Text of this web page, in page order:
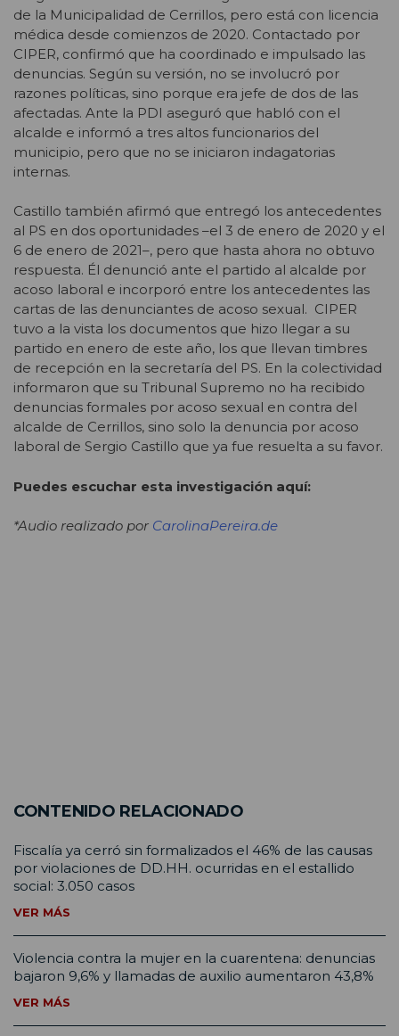
de la Municipalidad de Cerrillos, pero está con licencia
médica desde comienzos de 2020. Contactado por
CIPER, confirmó que ha coordinado e impulsado las
denuncias. Según su versión, no se involucró por
razones políticas, sino porque era jefe de dos de las
afectadas. Ante la PDI aseguró que habló con el
alcalde e informó a tres altos funcionarios del
municipio, pero que no se iniciaron indagatorias
internas.
Castillo también afirmó que entregó los antecedentes
al PS en dos oportunidades –el 3 de enero de 2020 y el
6 de enero de 2021–, pero que hasta ahora no obtuvo
respuesta. Él denunció ante el partido al alcalde por
acoso laboral e incorporó entre los antecedentes las
cartas de las denunciantes de acoso sexual. CIPER
tuvo a la vista los documentos que hizo llegar a su
partido en enero de este año, los que llevan timbres
de recepción en la secretaría del PS. En la colectividad
informaron que su Tribunal Supremo no ha recibido
denuncias formales por acoso sexual en contra del
alcalde de Cerrillos, sino solo la denuncia por acoso
laboral de Sergio Castillo que ya fue resuelta a su favor.
Puedes escuchar esta investigación aquí:
*Audio realizado por CarolinaPereira.de
CONTENIDO RELACIONADO
Fiscalía ya cerró sin formalizados el 46% de las causas
por violaciones de DD.HH. ocurridas en el estallido
social: 3.050 casos
VER MÁS
Violencia contra la mujer en la cuarentena: denuncias
bajaron 9,6% y llamadas de auxilio aumentaron 43,8%
VER MÁS